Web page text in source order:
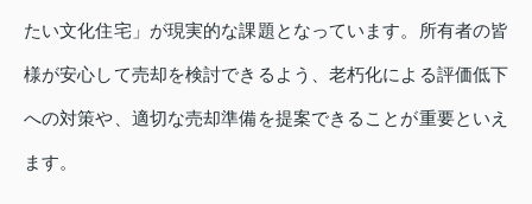
たい文化住宅」が現実的な課題となっています。所有者の皆
様が安心して売却を検討できるよう、老朽化による評価低下
への対策や、適切な売却準備を提案できることが重要といえ
ます。